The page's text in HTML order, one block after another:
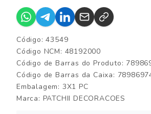
Código: 43549
Código NCM: 48192000
Código de Barras do Produto:
Código de Barras da Caixa:
Embalagem: 3X1 PC
Marca: PATCHII DECORACOES